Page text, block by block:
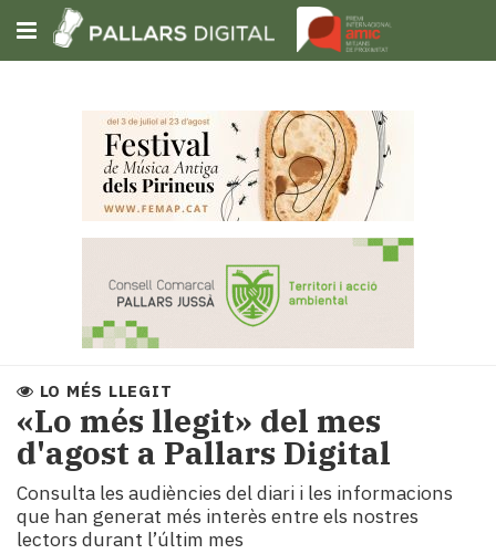
Subscriu-t'hi
Portada
Societat
Política
i
municipis
Economia
i
turisme
LO MÉS LLEGIT
«Lo més llegit» del mes
d'agost a Pallars Digital
Consulta les audiències del diari i les informacions
que han generat més interès entre els nostres
lectors durant l’últim mes